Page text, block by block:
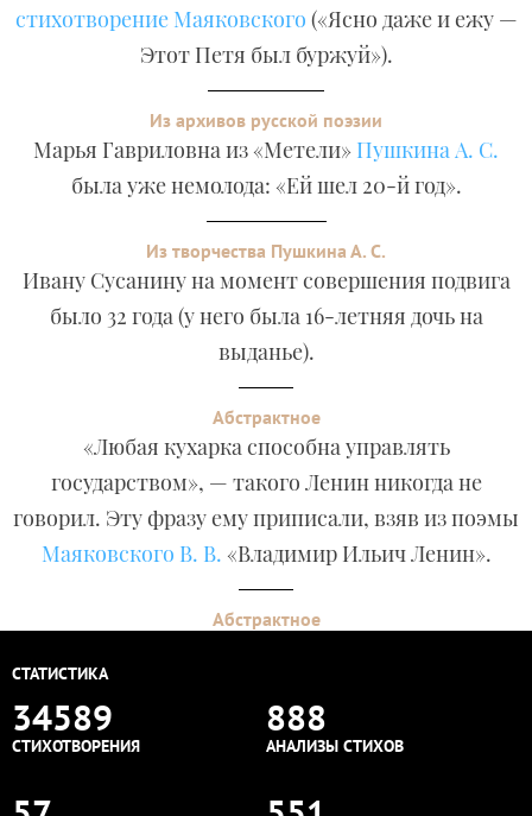
стихотворение Маяковского («Ясно даже и ежу —
Этот Петя был буржуй»).
Из архивов русской поэзии
Марья Гавриловна из «Метели» Пушкина А. С.
была уже немолода: «Ей шел 20-й год».
Из творчества Пушкина А. С.
Ивану Сусанину на момент совершения подвига
было 32 года (у него была 16-летняя дочь на
выданье).
Абстрактное
«Любая кухарка способна управлять
государством», — такого Ленин никогда не
говорил. Эту фразу ему приписали, взяв из поэмы
Маяковского В. В. «Владимир Ильич Ленин».
Абстрактное
СТАТИСТИКА
34589
СТИХОТВОРЕНИЯ
888
АНАЛИЗЫ СТИХОВ